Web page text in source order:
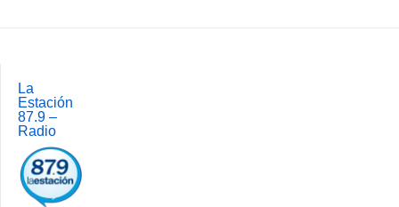
navigation
La
Estación
87.9 –
Radio